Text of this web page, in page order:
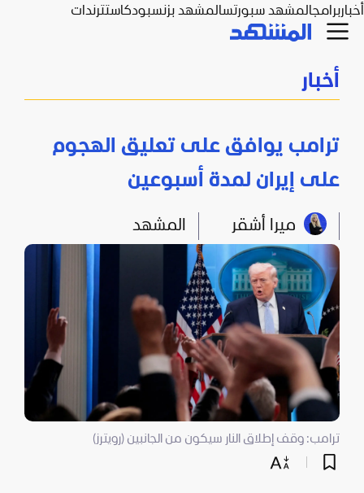
أخباربرامجالمشهد سبورتسالمشهد بزنسبودكاستترندات
أخبار
ترامب يوافق على تعليق الهجوم
على إيران لمدة أسبوعين
ميرا أشقر المشهد
ترامب: وقف إطلاق النار سيكون من الجانبين (رويترز)